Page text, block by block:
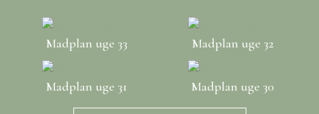
Madplan uge 33 Madplan uge 32
Madplan uge 31 Madplan uge 30